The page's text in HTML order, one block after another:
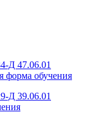
Д 47.06.01
форма обучения
Д 39.06.01